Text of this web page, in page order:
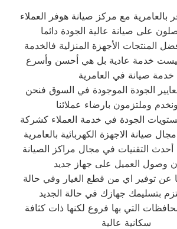
على صيانة عالية الجودة دائما
المنتجات الأجهزة المنزلية فالخدمة
ليست خدمة عادية بل هي أحسن وأسرع
خدمة صيانة في العامرية
الجودة الموجودة في السوق فنحن
وملتزمون بارضاء عملائنا
الجودة في خدمة العملاء كشركة
صيانة الاجهزة الكهربائية بالعامرية
التقنيات في مجال مراكز الصيانة
وصول العميل على جهاز جديد
بتسليمك جهازك في حالة الجديد
التي بها فروع لكنها ذات كثافة
سكانية عالية